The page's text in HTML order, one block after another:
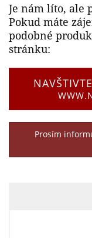
Je nám líto, ale
Pokud máte
podobné
stránku:
Prosím